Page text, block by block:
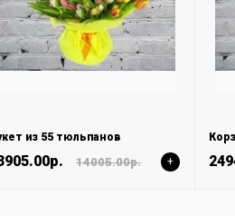
из 55 тюльпанов
14005.00р. +